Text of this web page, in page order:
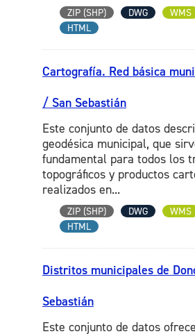
ZIP (SHP) DWG WMS
HTML
Cartografía. Red básica
/ San Sebastián
Este conjunto de datos
geodésica municipal, que
fundamental para todos los
topográficos y productos
realizados en...
ZIP (SHP) DWG WMS
HTML
Distritos municipales de
Sebastián
Este conjunto de datos